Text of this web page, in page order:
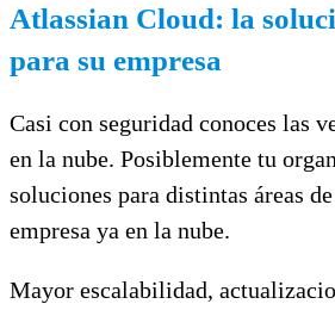
Atlassian Cloud: la
para su empresa
Casi con seguridad conoces las
en la nube. Posiblemente tu
soluciones para distintas áreas
empresa ya en la nube.
Mayor escalabilidad,